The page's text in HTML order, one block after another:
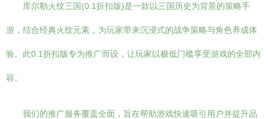
库尔勒火纹三国(0.1折扣版)是一款以三国历史为背景的策略手
游，结合经典火纹元素，为玩家带来沉浸式的战争策略与角色养成体
验。此0.1折扣版专为推广而设，让玩家以极低门槛享受游戏的全部内
容。
我们的推广服务覆盖全面，旨在帮助游戏快速吸引用户并提升品